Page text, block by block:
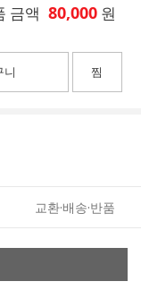
금액 80,000 원
니 찜
교환·배송·반품